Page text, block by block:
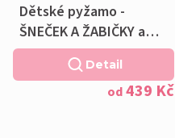
Dětské pyžamo -
ŠNEČEK A ŽABIČKY a
Polštářek ZDARMA
od439 Kč
Detail